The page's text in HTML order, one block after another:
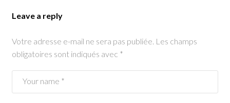
Leave a reply
Votre adresse e-mail ne sera pas publiée. Les champs
obligatoires sont indiqués avec *